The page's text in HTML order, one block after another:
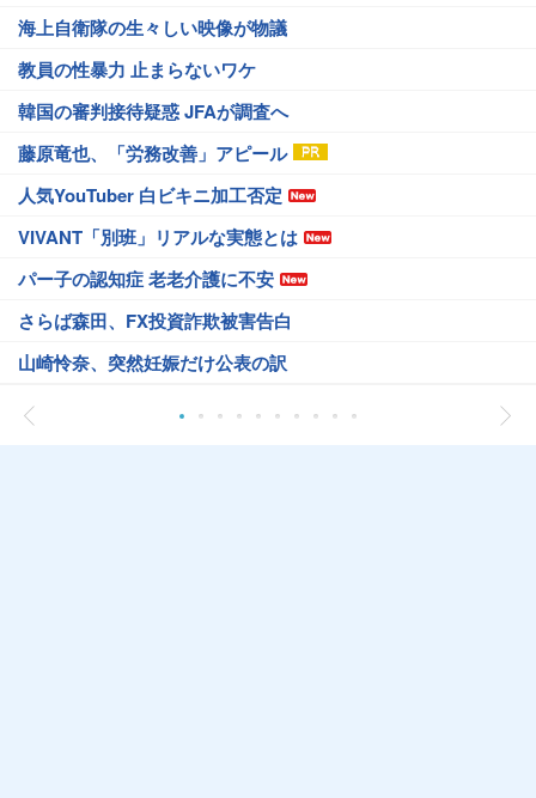
海上自衛隊の生々しい映像が物議
教員の性暴力 止まらないワケ
韓国の審判接待疑惑 JFAが調査へ
藤原竜也、「労務改善」アピール
人気YouTuber 白ビキニ加工否定
VIVANT「別班」リアルな実態とは
パー子の認知症 老老介護に不安
さらば森田、FX投資詐欺被害告白
山崎怜奈、突然妊娠だけ公表の訳